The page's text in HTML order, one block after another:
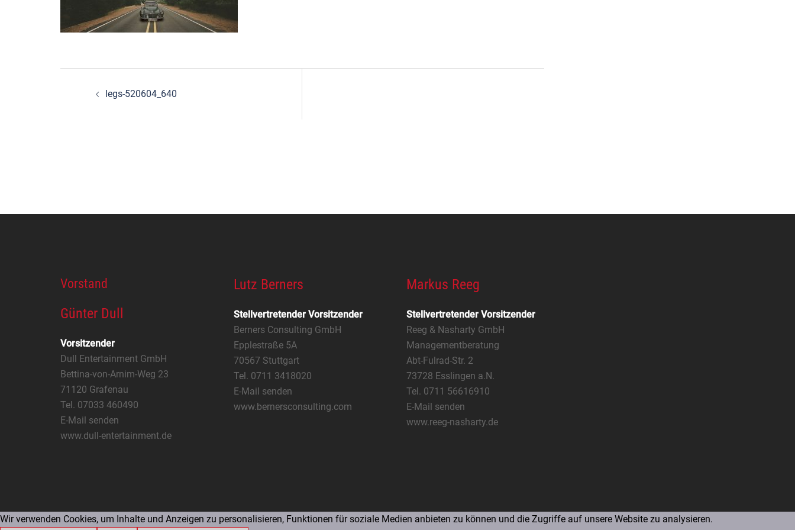
legs-520604_640
Vorstand
Günter Dull
Vorsitzender
Dull Entertainment GmbH
Bettina-von-Arnim-Weg 23
71120 Grafenau
Tel. 07033 460490
E-Mail senden
www.dull-entertainment.de
Lutz Berners
Stellvertretender Vorsitzender
Berners Consulting GmbH
Epplestraße 5A
70567 Stuttgart
Tel. 0711 3418020
E-Mail senden
www.bernersconsulting.com
Markus Reeg
Stellvertretender Vorsitzender
Reeg & Nasharty GmbH
Managementberatung
Abt-Fulrad-Str. 2
73728 Esslingen a.N.
Tel. 0711 56616910
E-Mail senden
www.reeg-nasharty.de
Wir verwenden Cookies, um Inhalte und Anzeigen zu personalisieren, Funktionen für soziale Medien anbieten zu können und die Zugriffe auf unsere Website zu analysieren.